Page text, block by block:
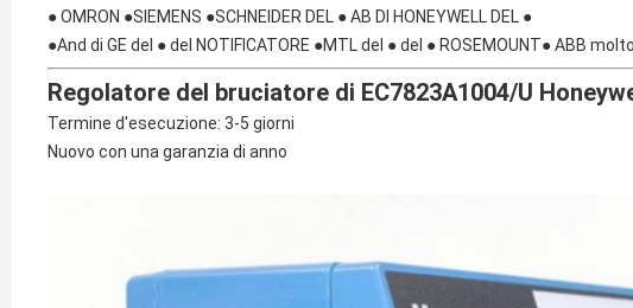
● OMRON ●SIEMENS ●SCHNEIDER DEL ● AB DI HONEYWELL DEL ●
●And di GE del ● del NOTIFICATORE ●MTL del ● del ● ROSEMOUNT● ABB
Regolatore del bruciatore di EC7823A1004/U
Termine d'esecuzione: 3-5 giorni
Nuovo con una garanzia di anno